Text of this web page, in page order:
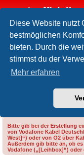
Diese Website nutzt
bestmöglichen
bieten. Durch die
stimmst du der
Mehr erfahren
Inoffizielles
FAQ
Foren-Übersicht
[VFKD][Leihbox]
Bitte gib bei der Erstellung
von Vodafone Kabel
West]“) oder von O2 über
Außerdem gib bitte an, ob
Vodafone („[Leihbox]“)